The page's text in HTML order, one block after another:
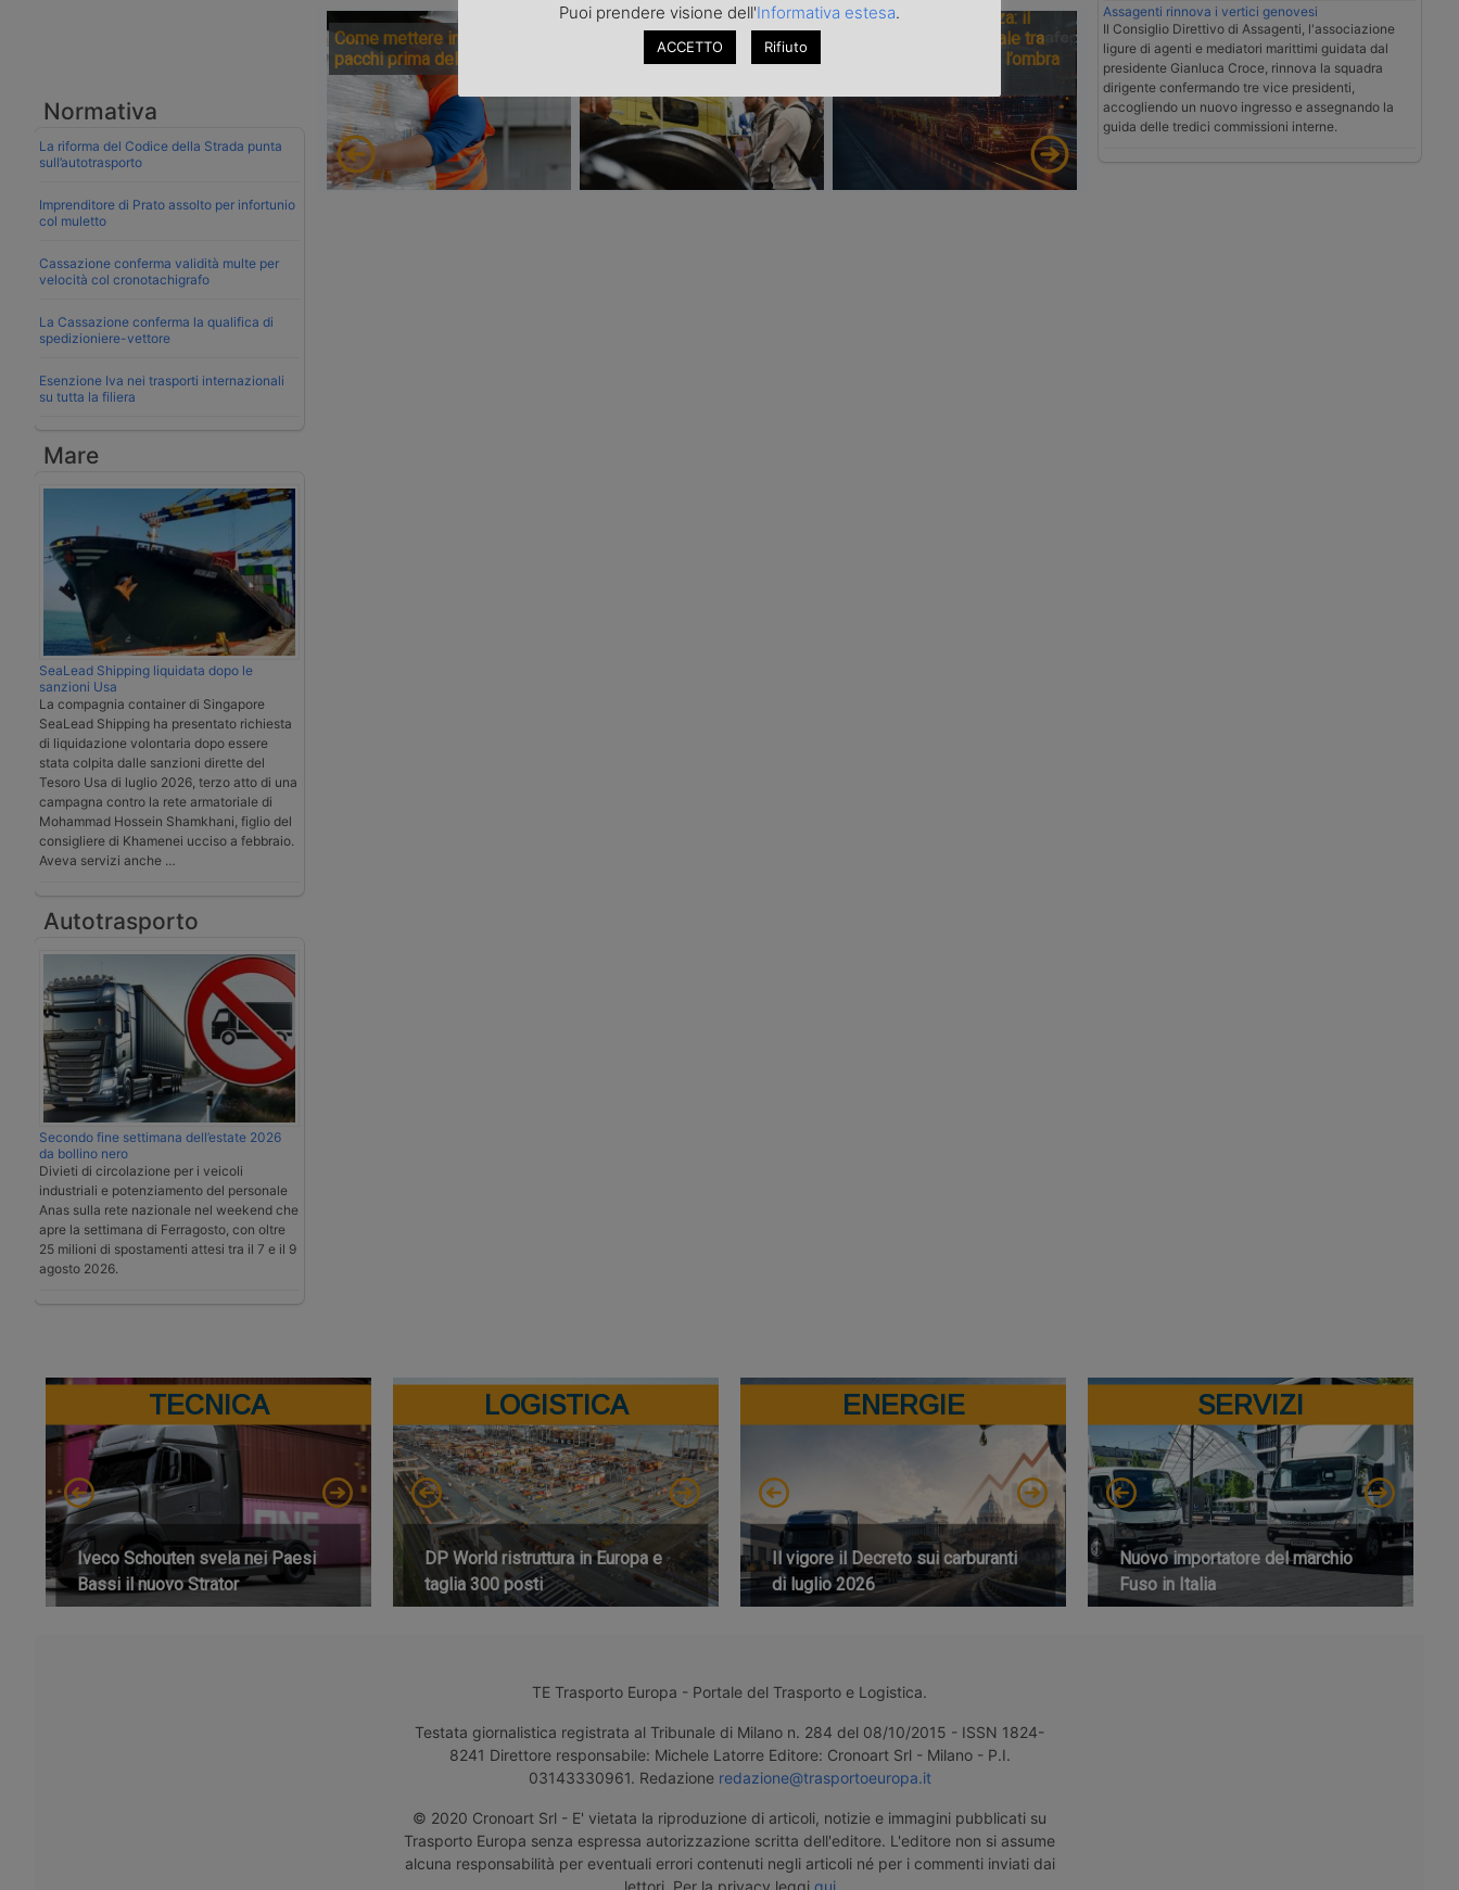
Normativa
La riforma del Codice della Strada punta
sull’autotrasporto
Imprenditore di Prato assolto per infortunio
col muletto
Cassazione conferma validità multe per
velocità col cronotachigrafo
La Cassazione conferma la qualifica di
spedizioniere-vettore
Esenzione Iva nei trasporti internazionali
su tutta la filiera
Mare
SeaLead Shipping liquidata dopo le
sanzioni Usa
La compagnia container di Singapore
SeaLead Shipping ha presentato richiesta
di liquidazione volontaria dopo essere
stata colpita dalle sanzioni dirette del
Tesoro Usa di luglio 2026, terzo atto di una
campagna contro la rete armatoriale di
Mohammad Hossein Shamkhani, figlio del
consigliere di Khamenei ucciso a febbraio.
Aveva servizi anche …
Autotrasporto
Secondo fine settimana dell’estate 2026
da bollino nero
Divieti di circolazione per i veicoli
industriali e potenziamento del personale
Anas sulla rete nazionale nel weekend che
apre la settimana di Ferragosto, con oltre
25 milioni di spostamenti attesi tra il 7 e il 9
agosto 2026.
Come mettere in sicurezza i
pacchi prima della spedizione
Transpotec Logitec 2026: a
Fiera Milano la filiera del
trasporto e della logistica fa
Il costo dell’incertezza: il
trasporto internazionale tra
scarsità di capacità e l’ombra
Assagenti rinnova i vertici genovesi
Il Consiglio Direttivo di Assagenti, l'associazione
ligure di agenti e mediatori marittimi guidata dal
presidente Gianluca Croce, rinnova la squadra
dirigente confermando tre vice presidenti,
accogliendo un nuovo ingresso e assegnando la
guida delle tredici commissioni interne.
TECNICA
Iveco Schouten svela nei Paesi
Bassi il nuovo Strator
LOGISTICA
DP World ristruttura in Europa e
taglia 300 posti
ENERGIE
Il vigore il Decreto sui carburanti
di luglio 2026
SERVIZI
Nuovo importatore del marchio
Fuso in Italia
TE Trasporto Europa - Portale del Trasporto e Logistica.
Testata giornalistica registrata al Tribunale di Milano n. 284 del 08/10/2015 - ISSN 1824-
8241 Direttore responsabile: Michele Latorre Editore: Cronoart Srl - Milano - P.I.
03143330961. Redazione redazione@trasportoeuropa.it
© 2020 Cronoart Srl - E' vietata la riproduzione di articoli, notizie e immagini pubblicati su
Trasporto Europa senza espressa autorizzazione scritta dell'editore. L'editore non si assume
alcuna responsabilità per eventuali errori contenuti negli articoli né per i commenti inviati dai
lettori. Per la privacy leggi qui
Puoi prendere visione dell'Informativa estesa.
ACCETTO Rifiuto